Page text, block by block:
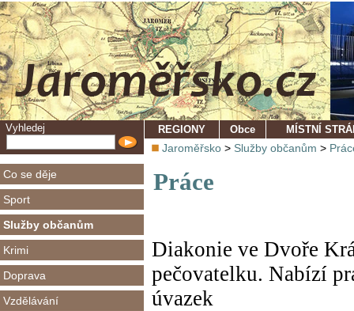
Vyhledej
Co se děje
Sport
Služby občanům
Krimi
Doprava
Vzdělávání
REGIONY Obce MÍSTNÍ
Jaroměřsko > Služby občanům >
Práce
Diakonie ve Dvoře
pečovatelku. Nabízí
úvazek